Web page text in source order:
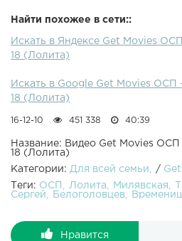
студия на
Найти похожее в сети::
Искать в Яндексе Get Movies
18 (Лолита)
Искать в Google Get Movies ОСП
18 (Лолита)
16-12-10 451 338 40:39
Название: Видео Get Movies
18 (Лолита)
Категории: Для всей семьи /
Теги: ОСП Лолита Милявская
Сергей
Белоголовцев
Нравится